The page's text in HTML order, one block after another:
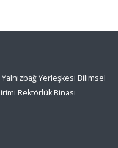
Yerleşkesi Bilimsel
Rektörlük Binası